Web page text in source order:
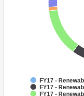
FY17 -
FY17 -
FY17 -